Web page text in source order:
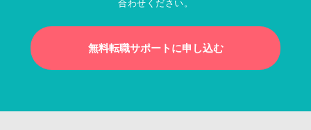
合わせください。
無料転職サポートに申し込む